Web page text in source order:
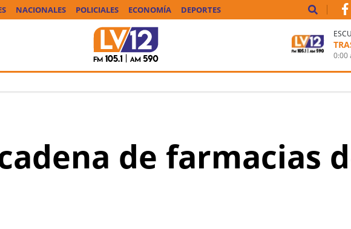
NACIONALES POLICIALES ECONOMÍA DEPORTES
0:00
de farmacias